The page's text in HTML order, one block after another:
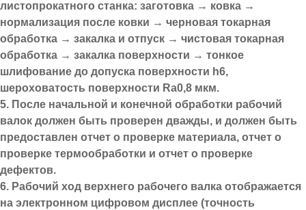
листопрокатного станка: заготовка → ковка →
нормализация после ковки → черновая токарная
обработка → закалка и отпуск → чистовая токарная
обработка → закалка поверхности → тонкое
шлифование до допуска поверхности h6,
шероховатость поверхности Ra0,8 мкм.
5. После начальной и конечной обработки рабочий
валок должен быть проверен дважды, и должен быть
предоставлен отчет о проверке материала, отчет о
проверке термообработки и отчет о проверке
дефектов.
6. Рабочий ход верхнего рабочего валка отображается
на электронном цифровом дисплее (точность